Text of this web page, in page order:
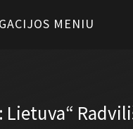
MENIU
Lietuva“